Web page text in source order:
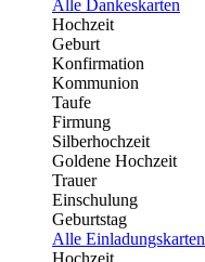
Alle Dankeskarten
Hochzeit
Geburt
Konfirmation
Kommunion
Taufe
Firmung
Silberhochzeit
Goldene Hochzeit
Trauer
Einschulung
Geburtstag
Alle Einladungskarten
Hochzeit